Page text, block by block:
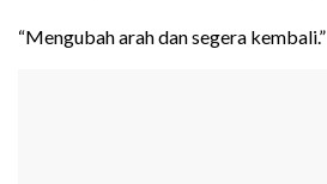
“Mengubah arah dan segera kembali.”